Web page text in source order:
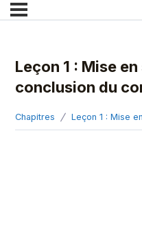
Leçon 1 : Mise
conclusion du
Chapitres